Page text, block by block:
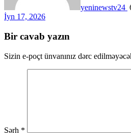
yeninewstv24
İyn 17, 2026
Bir cavab yazın
Sizin e-poçt ünvanınız dərc
Şərh *